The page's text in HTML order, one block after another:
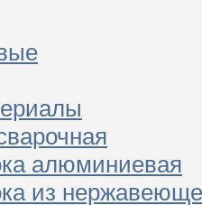
алюминиевая
из